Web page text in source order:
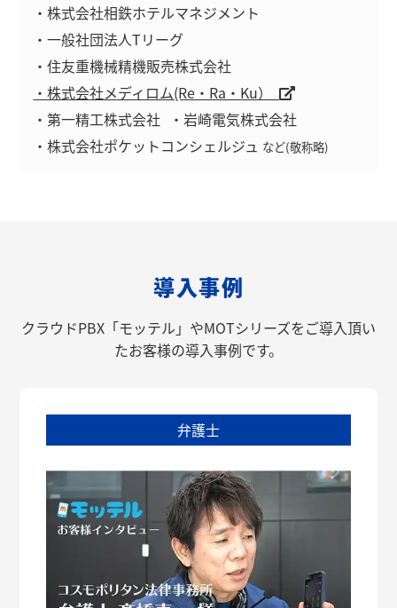
・株式会社相鉄ホテルマネジメント
・一般社団法人Tリーグ
・住友重機械精機販売株式会社
・株式会社メディロム(Re・Ra・Ku）
・第一精工株式会社
・岩崎電気株式会社
・株式会社ポケットコンシェルジュ など(敬称略)
導入事例
クラウドPBX「モッテル」やMOTシリーズをご導入頂い
たお客様の導入事例です。
弁護士